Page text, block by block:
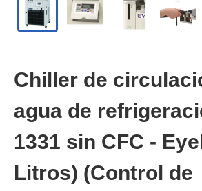
Chiller de
agua de
1331 sin CFC -
Litros) (Control de